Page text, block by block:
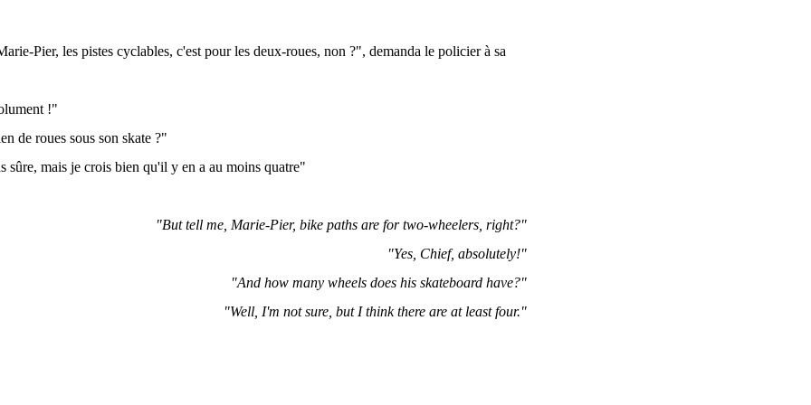
Pier, les pistes cyclables, c'est pour les deux-roues, non ?", demanda le policier à sa
!"
de roues sous son skate ?"
sûre, mais je crois bien qu'il y en a au moins quatre"
"But tell me, Marie-Pier, bike paths are for two-wheelers, right?"
"Yes, Chief, absolutely!"
"And how many wheels does his skateboard have?"
"Well, I'm not sure, but I think there are at least four."